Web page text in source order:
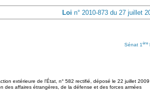
Loi n° 2010-873 du 27 juillet
Sénat 1 ère
extérieure de l'État, n° 582 rectifié, déposé le 22 juillet 2009
des affaires étrangères, de la défense et des forces armées